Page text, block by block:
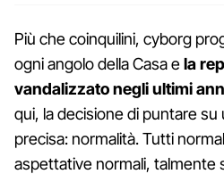
Più che coinquilini, cyborg
ogni angolo della Casa ela
vandalizzato negli ultimi
qui, la decisione di puntare su
precisa: normalità. Tutti
aspettative normali, talmente